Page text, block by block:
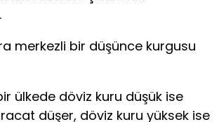
bir düşünce kurgusu
döviz kuru düşük ise
düşer, döviz kuru yüksek ise